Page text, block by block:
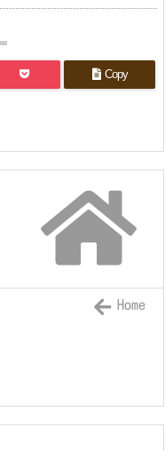
Copy
Home